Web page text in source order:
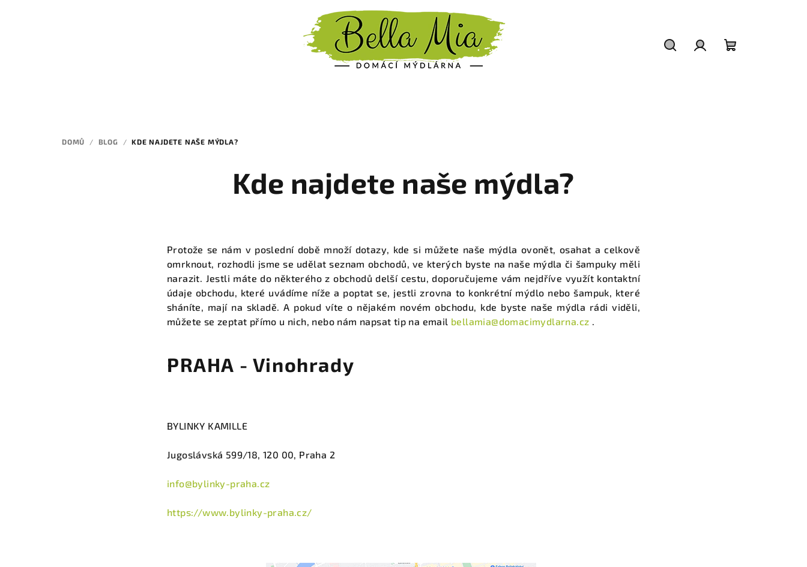
DOMŮ / BLOG / KDE NAJDETE NAŠE MÝDLA?
Kde najdete naše mýdla?
Protože se nám v poslední době množí dotazy, kde si můžete naše mýdla ovonět, osahat a celkově
omrknout, rozhodli jsme se udělat seznam obchodů, ve kterých byste na naše mýdla či šampuky měli
narazit. Jestli máte do některého z obchodů delší cestu, doporučujeme vám nejdříve využít kontaktní
údaje obchodu, které uvádíme níže a poptat se, jestli zrovna to konkrétní mýdlo nebo šampuk, které
sháníte, mají na skladě. A pokud víte o nějakém novém obchodu, kde byste naše mýdla rádi viděli,
můžete se zeptat přímo u nich, nebo nám napsat tip na email bellamia@domacimydlarna.cz .
PRAHA - Vinohrady
BYLINKY KAMILLE
Jugoslávská 599/18, 120 00, Praha 2
info@bylinky-praha.cz
https://www.bylinky-praha.cz/